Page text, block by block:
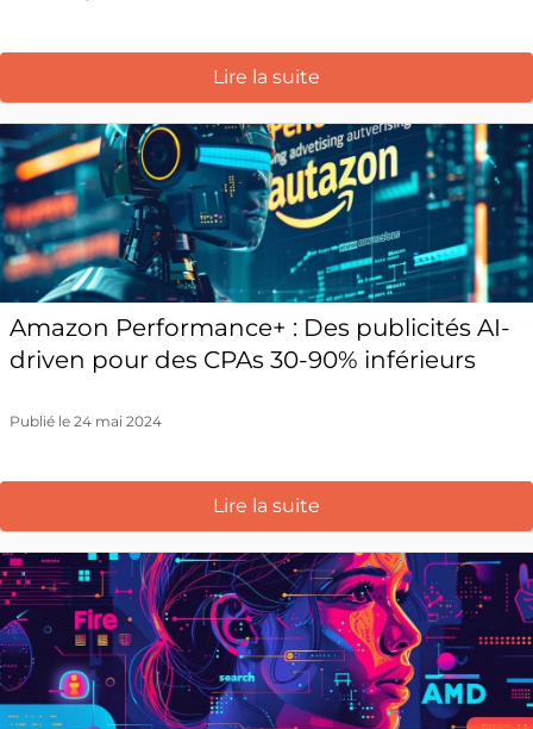
Lire la suite
Amazon Performance+ : Des publicités AI-
driven pour des CPAs 30-90% inférieurs
Publié le 24 mai 2024
Lire la suite